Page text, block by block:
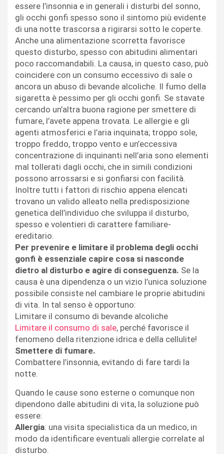
essere l’insonnia e in generali i disturbi del sonno,
gli occhi gonfi spesso sono il sintomo più evidente
di una notte trascorsa a rigirarsi sotto le coperte.
Anche una alimentazione scorretta favorisce
questo disturbo, spesso con abitudini alimentari
poco raccomandabili. La causa, in questo caso, può
coincidere con un consumo eccessivo di sale o
ancora un abuso di bevande alcoliche. Il fumo della
sigaretta è pessimo per gli occhi gonfi. Se stavate
cercando un’altra buona ragione per smettere di
fumare, l’avete appena trovata. Le allergie e gli
agenti atmosferici e l’aria inquinata; troppo sole,
troppo freddo, troppo vento e un’eccessiva
concentrazione di inquinanti nell’aria sono elementi
mal tollerati dagli occhi, che in simili condizioni
possono arrossarsi e si gonfiarsi con facilità.
Inoltre tutti i fattori di rischio appena elencati
trovano un valido alleato nella predisposizione
genetica dell’individuo che sviluppa il disturbo,
spesso e volentieri di carattere familiare-
ereditario.
Per prevenire e limitare il problema degli occhi
gonfi è essenziale capire cosa si nasconde
dietro al disturbo e agire di conseguenza. Se la
causa è una dipendenza o un vizio l’unica soluzione
possibile consiste nel cambiare le proprie abitudini
di vita. In tal senso è opportuno:
Limitare il consumo di bevande alcoliche
Limitare il consumo di sale, perché favorisce il
fenomeno della ritenzione idrica e della cellulite!
Smettere di fumare.
Combattere l’insonnia, evitando di fare tardi la
notte.
Quando le cause sono esterne o comunque non
dipendono dalle abitudini di vita, la soluzione può
essere:
Allergia: una visita specialistica da un medico, in
modo da identificare eventuali allergie correlate al
disturbo.